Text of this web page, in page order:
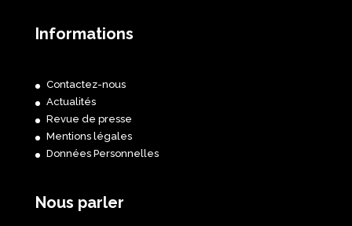
Informations
Contactez-nous
Actualités
Revue de presse
Mentions légales
Données Personnelles
Nous parler